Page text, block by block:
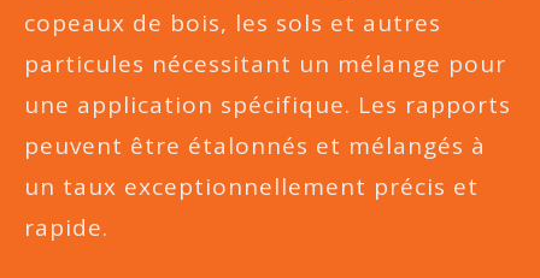
copeaux de bois, les sols et autres
particules nécessitant un mélange pour
une application spécifique. Les rapports
peuvent être étalonnés et mélangés à
un taux exceptionnellement précis et
rapide.